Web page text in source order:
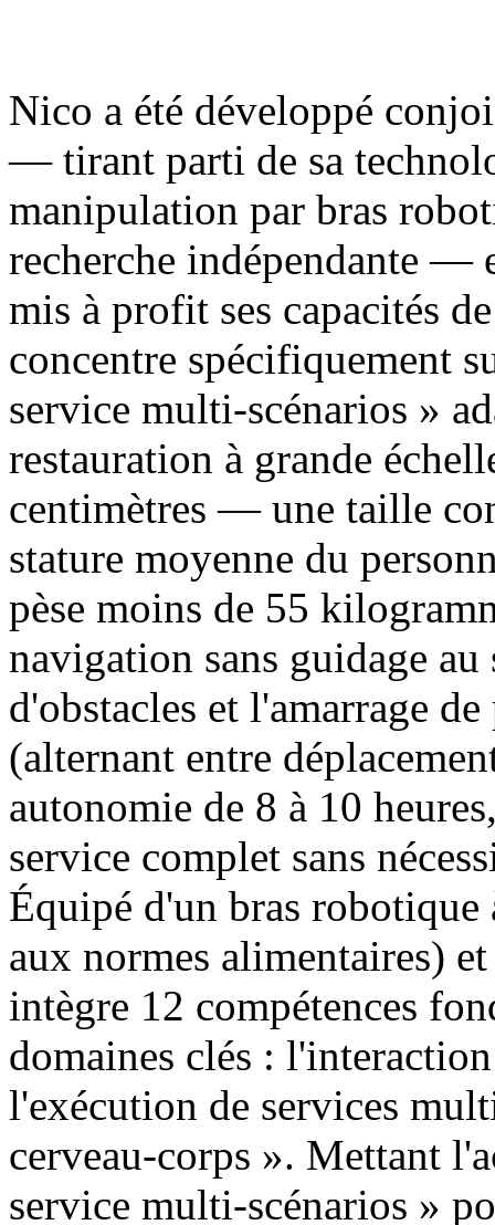
Nico a été développé
— tirant parti de sa
manipulation par bras
recherche indépendante —
mis à profit ses capacités
concentre spécifiquement
service multi-scénarios »
restauration à grande
centimètres — une taille
stature moyenne du
pèse moins de 55
navigation sans guidage
d'obstacles et l'amarrage
(alternant entre
autonomie de 8 à 10
service complet sans
Équipé d'un bras
aux normes alimentaires)
intègre 12 compétences
domaines clés :
l'exécution de services
cerveau-corps ». Mettant
service multi-scénarios »